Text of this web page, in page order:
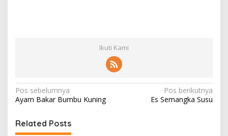
Ikuti Kami
N
a
v
Pos sebelumnya
Ayam Bakar Bumbu Kuning⁣
Pos berikutnya
Es Semangka Susu
Related Posts